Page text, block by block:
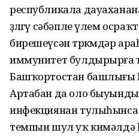
республикала
өҙлөгөү сәбәпле үлем
бирешеүсән төркөмдәр
иммунитет булдырырға
Башҡортостан башлығы
Артабан да оло
инфекциянан тулыһынса
темпын шул уҡ кимәлдә